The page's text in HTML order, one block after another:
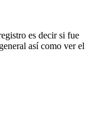
es decir si fue
así como ver el